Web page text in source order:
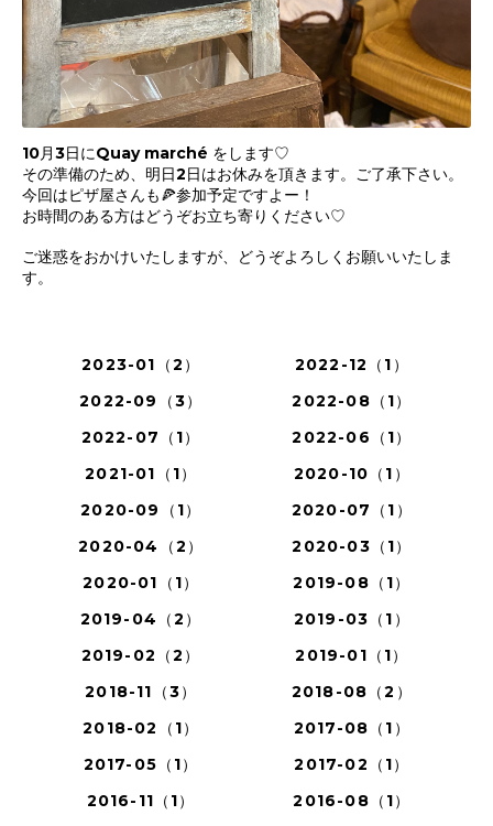
10月3日にQuay marché をします♡
その準備のため、明日2日はお休みを頂きます。ご了承下さい。
今回はピザ屋さんも🍕参加予定ですよー！
お時間のある方はどうぞお立ち寄りください♡
ご迷惑をおかけいたしますが、どうぞよろしくお願いいたしま
す。
2023-01（2）
2022-12（1）
2022-09（3）
2022-08（1）
2022-07（1）
2022-06（1）
2021-01（1）
2020-10（1）
2020-09（1）
2020-07（1）
2020-04（2）
2020-03（1）
2020-01（1）
2019-08（1）
2019-04（2）
2019-03（1）
2019-02（2）
2019-01（1）
2018-11（3）
2018-08（2）
2018-02（1）
2017-08（1）
2017-05（1）
2017-02（1）
2016-11（1）
2016-08（1）